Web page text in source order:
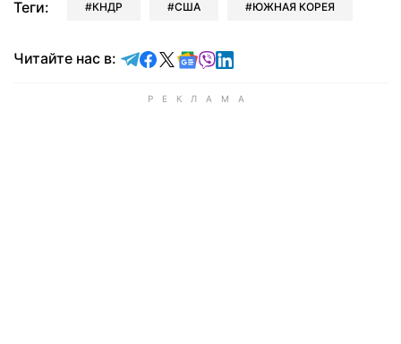
Теги: КНДР США ЮЖНАЯ КОРЕЯ
Читайте нас в: Читайте в Telegram
Читайте в Facebook
Читайте в X
Читайте в Google news
Читайте в Viber
Читайте в LinkedIn